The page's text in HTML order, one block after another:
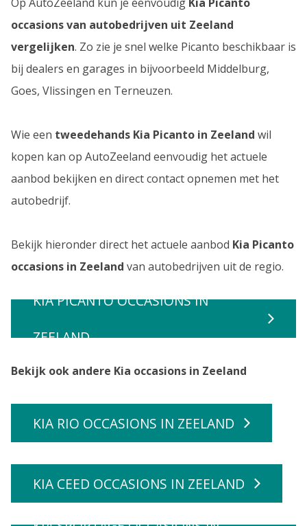
occasions van autobedrijven uit Zeeland
vergelijken. Zo zie je snel welke Picanto beschikbaar is
bij dealers en garages in bijvoorbeeld Middelburg,
Goes, Vlissingen en Terneuzen.
Wie een tweedehands Kia Picanto in Zeeland wil
kopen kan op AutoZeeland eenvoudig het actuele
aanbod bekijken en direct contact opnemen met het
autobedrijf.
Bekijk hieronder direct het actuele aanbod Kia Picanto
occasions in Zeeland van autobedrijven uit de regio.
KIA PICANTO OCCASIONS IN
ZEELAND
Bekijk ook andere Kia occasions in Zeeland
KIA RIO OCCASIONS IN ZEELAND
KIA CEED OCCASIONS IN ZEELAND